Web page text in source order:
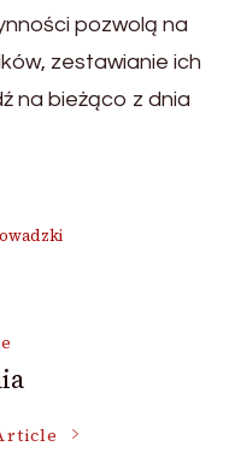
pozwolą na
zestawianie ich
na bieżąco z dnia